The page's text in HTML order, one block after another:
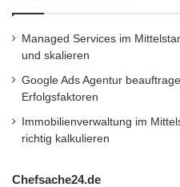
Managed Services im
und skalieren
Google Ads Agentur
Erfolgsfaktoren
Immobilienverwaltung im
richtig kalkulieren
Chefsache24.de